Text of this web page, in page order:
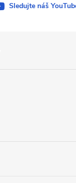
Sledujte náš